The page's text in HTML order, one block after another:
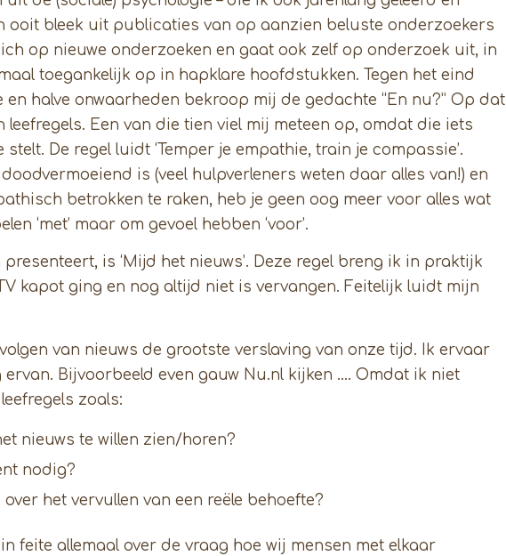
ooit bleek uit publicaties van op aanzien beluste onderzoekers
op nieuwe onderzoeken en gaat ook zelf op onderzoek uit, in
toegankelijk op in hapklare hoofdstukken. Tegen het eind
halve onwaarheden bekroop mij de gedachte “En nu?” Op dat
Een van die tien viel mij meteen op, omdat die iets
De regel luidt ‘Temper je empathie, train je compassie’.
is (veel hulpverleners weten daar alles van!) en
betrokken te raken, heb je geen oog meer voor alles wat
‘met’ maar om gevoel hebben ‘voor’.
is ‘Mijd het nieuws’. Deze regel breng ik in praktijk
kapot ging en nog altijd niet is vervangen. Feitelijk luidt mijn
van nieuws de grootste verslaving van onze tijd. Ik ervaar
Bijvoorbeeld even gauw Nu.nl kijken …. Omdat ik niet
zoals:
nieuws te willen zien/horen?
nodig?
het vervullen van een reële behoefte?
feite allemaal over de vraag hoe wij mensen met elkaar